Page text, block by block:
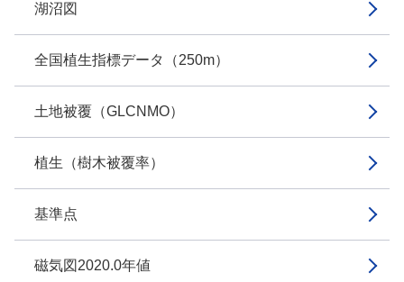
湖沼図
全国植生指標データ（250m）
土地被覆（GLCNMO）
植生（樹木被覆率）
基準点
磁気図2020.0年値